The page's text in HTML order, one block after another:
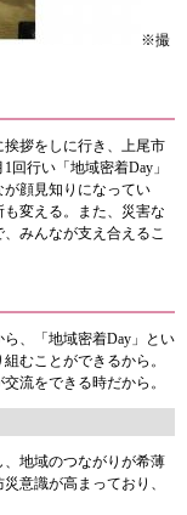
※撮
拶をしに行き、上尾市
行い「地域密着Day」
顔見知りになってい
変える。また、災害な
みんなが支え合えるこ
、「地域密着Day」とい
むことができるから。
流をできる時だから。
地域のつながりが希薄
意識が高まっており、